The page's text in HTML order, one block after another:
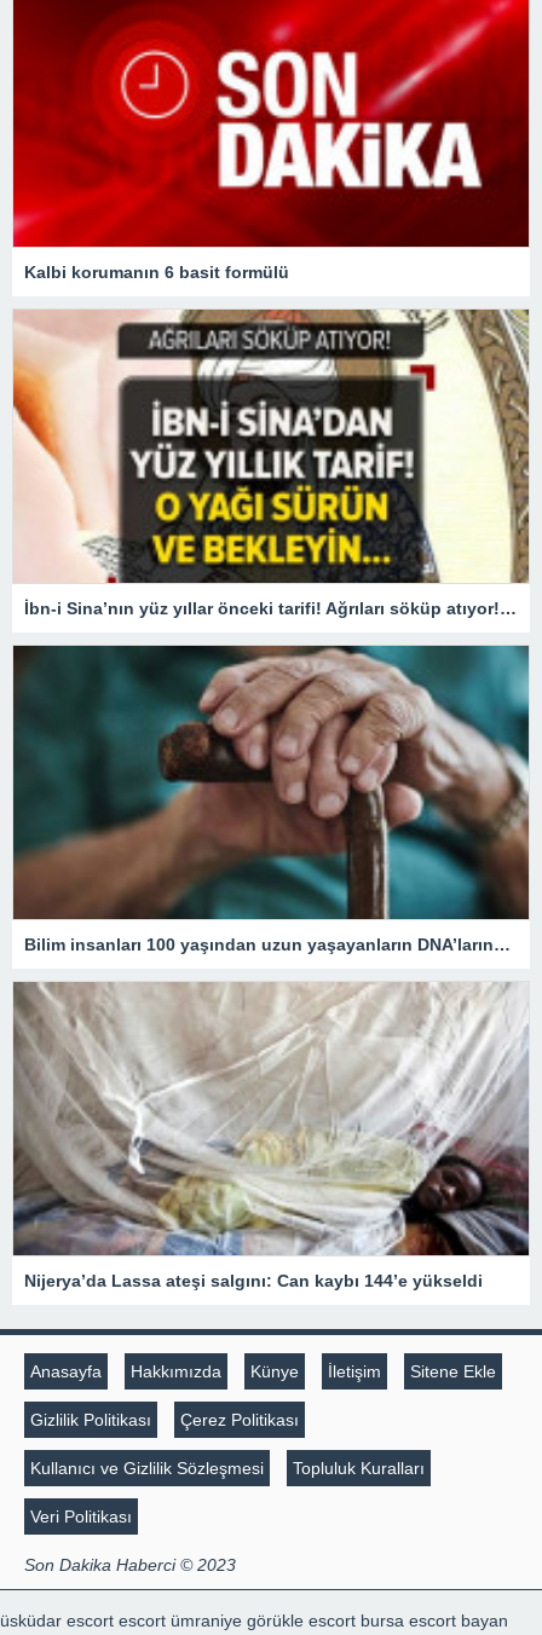
Kalbi korumanın 6 basit formülü
İbn-i Sina’nın yüz yıllar önceki tarifi! Ağrıları söküp atıyor! O yağı sürün ve bekleyin
Bilim insanları 100 yaşından uzun yaşayanların DNA’larındaki kritik özelliği tespit etti
Nijerya’da Lassa ateşi salgını: Can kaybı 144’e yükseldi
Anasayfa Hakkımızda Künye İletişim Sitene Ekle
Gizlilik Politikası Çerez Politikası
Kullanıcı ve Gizlilik Sözleşmesi Topluluk Kuralları
Veri Politikası
Son Dakika Haberci © 2023
üsküdar escort escort ümraniye görükle escort bursa escort bayan